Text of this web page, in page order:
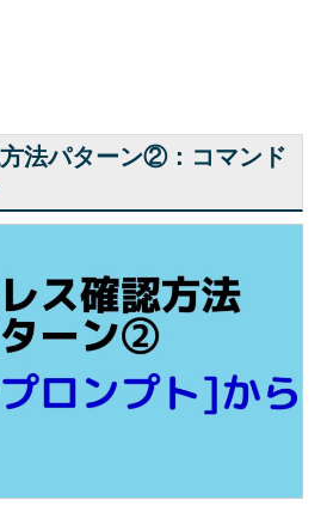
法パターン②：コマンド